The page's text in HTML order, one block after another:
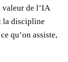
valeur de l’IA
la discipline
qu’on assiste,